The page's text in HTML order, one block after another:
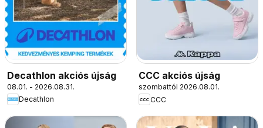
Decathlon akciós újság
08.01. - 2026.08.31.
Decathlon
CCC akciós újság
szombattól 2026.08.01.
CCC